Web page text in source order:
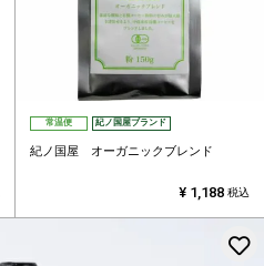
常温便 紀ノ国屋ブランド
紀ノ国屋 オーガニックブレンド
¥ 1,188 税込